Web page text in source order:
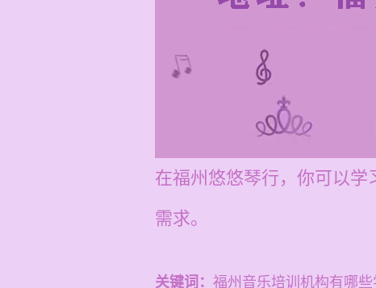
在福州悠悠琴行，你可以
需求。
关键词： 福州音乐培训机构有哪些